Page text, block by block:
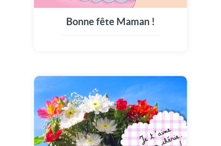
Bonne fête Maman !